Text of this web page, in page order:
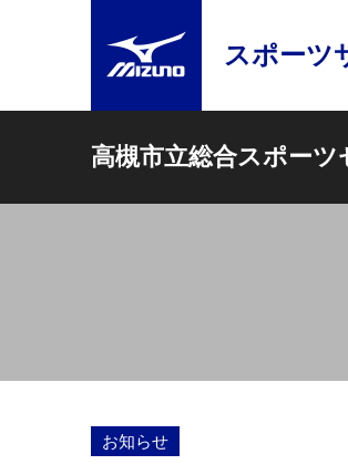
スポーツ
高槻市立総合スポーツ
お知らせ